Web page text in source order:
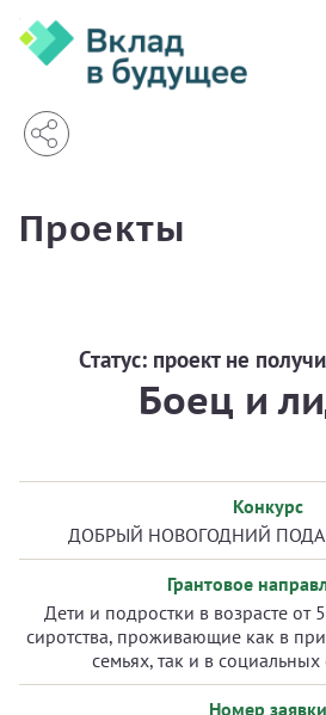
Проекты
Статус: проект не
Боец и
Конкурс
ДОБРЫЙ НОВОГОДНИЙ
Грантовое
Дети и подростки в возрасте от
сиротства, проживающие как в
семьях, так и в
Номер заявки